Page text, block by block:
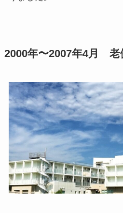
2000年〜2007年4月 老